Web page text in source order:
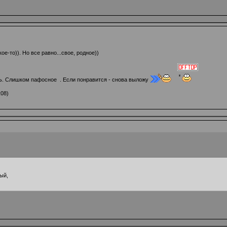
то)). Но все равно...свое, родное))
Слишком пафосное . Если понравится - снова выложу